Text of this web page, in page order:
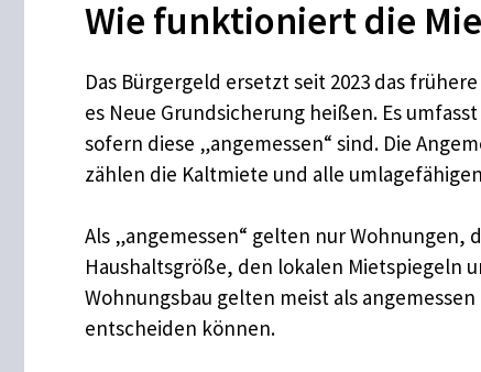
Wie funktioniert die
Das Bürgergeld ersetzt seit 2023 das
es Neue Grundsicherung heißen. Es
sofern diese „angemessen“ sind. Die
zählen die Kaltmiete und alle
Als „angemessen“ gelten nur
Haushaltsgröße, den lokalen Mietspiegeln
Wohnungsbau gelten meist als
entscheiden können.